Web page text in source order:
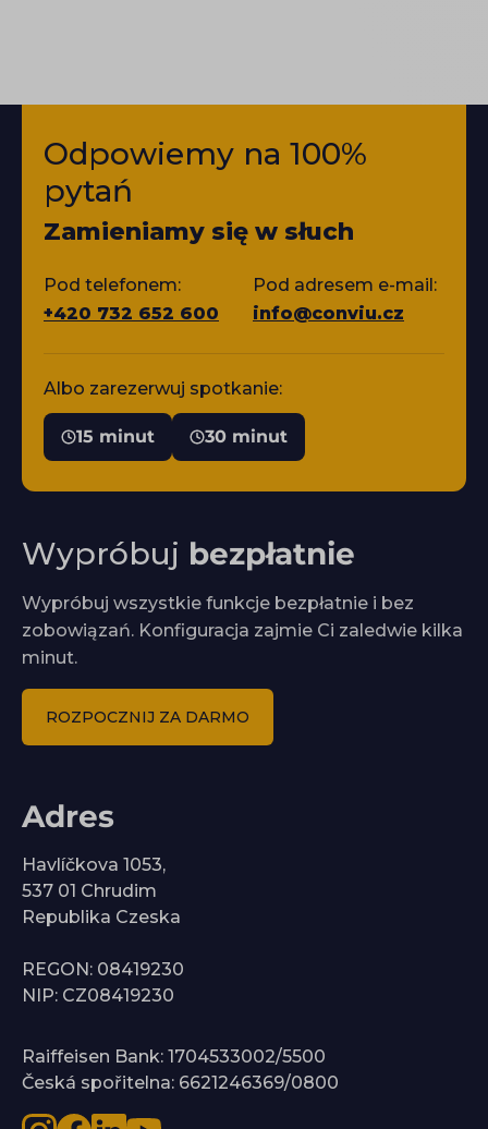
Odpowiemy na 100%
pytań
Zamieniamy się w słuch
Pod telefonem:
+420 732 652 600
Pod adresem e-mail:
info@conviu.cz
Albo zarezerwuj spotkanie:
15 minut 30 minut
Wypróbuj bezpłatnie
Wypróbuj wszystkie funkcje bezpłatnie i bez
zobowiązań. Konfiguracja zajmie Ci zaledwie kilka
minut.
ROZPOCZNIJ ZA DARMO
Adres
Havlíčkova 1053,
537 01 Chrudim
Republika Czeska
REGON: 08419230
NIP: CZ08419230
Raiffeisen Bank: 1704533002/5500
Česká spořitelna: 6621246369/0800